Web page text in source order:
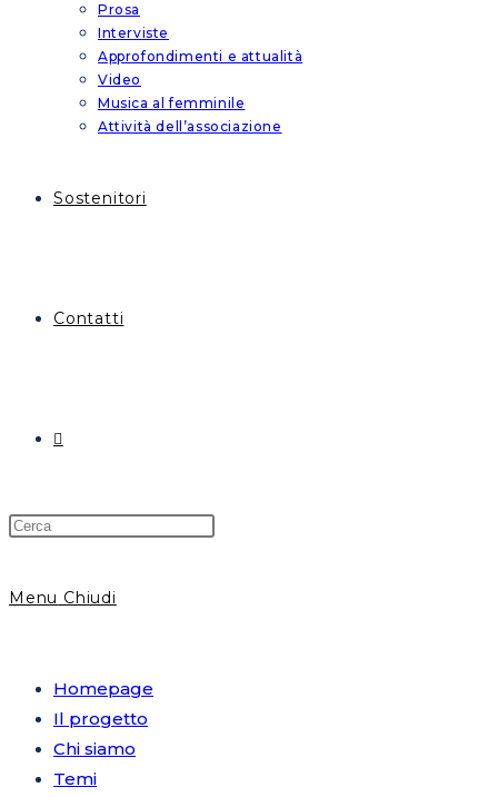
Prosa
Interviste
Approfondimenti e attualità
Video
Musica al femminile
Attività dell’associazione
Sostenitori
Contatti
Attiva/disattiva
Menu Chiudi
Homepage
Il progetto
Chi siamo
Temi